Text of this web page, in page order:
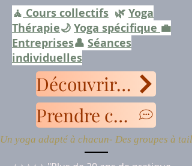
🧘 Cours collectifs 🌿 Yoga
Thérapie🌙 Yoga spécifique 💼
Entreprises👤 Séances
individuelles
Découvrir les cours
Prendre contact
Un yoga adapté à chacun- Des groupes à